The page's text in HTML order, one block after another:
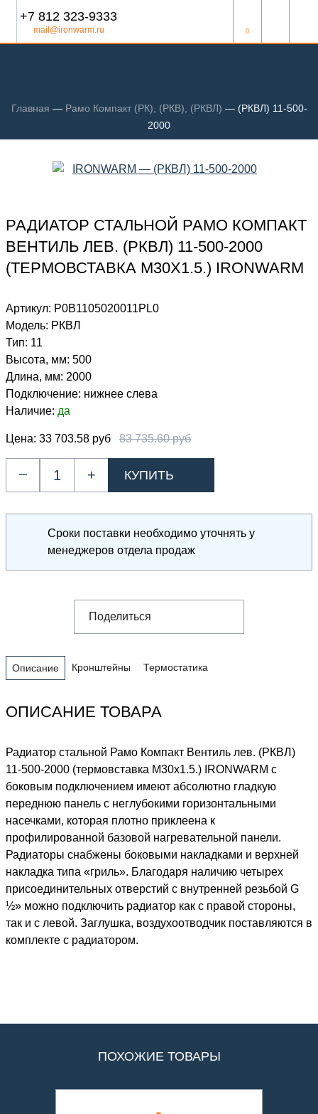
+7 812 323-9333
mail@ironwarm.ru 0
Главная — Рамо Компакт (РК), (РКВ), (РКВЛ) — (РКВЛ) 11-500-
2000
РАДИАТОР СТАЛЬНОЙ РАМО КОМПАКТ
ВЕНТИЛЬ ЛЕВ. (РКВЛ) 11-500-2000
(ТЕРМОВСТАВКА М30Х1.5.) IRONWARM
Артикул: Р0В1105020011PL0
Модель: РКВЛ
Тип: 11
Высота, мм: 500
Длина, мм: 2000
Подключение: нижнее слева
Наличие: да
Цена: 33 703.58 руб 83 735.60 руб
– +
Сроки поставки необходимо уточнять у
менеджеров отдела продаж
Поделиться
Описание Кронштейны Термостатика
ОПИСАНИЕ ТОВАРА
Радиатор стальной Рамо Компакт Вентиль лев. (РКВЛ)
11-500-2000 (термовставка М30х1.5.) IRONWARM с
боковым подключением имеют абсолютно гладкую
переднюю панель с неглубокими горизонтальными
насечками, которая плотно приклеена к
профилированной базовой нагревательной панели.
Радиаторы снабжены боковыми накладками и верхней
накладка типа «гриль». Благодаря наличию четырех
присоединительных отверстий с внутренней резьбой G
½» можно подключить радиатор как с правой стороны,
так и с левой. Заглушка, воздухоотводчик поставляются в
комплекте с радиатором.
ПОХОЖИЕ ТОВАРЫ